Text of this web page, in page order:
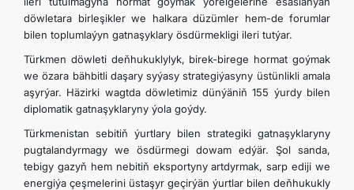
döwletara birleşikler we halkara düzümler hem-de forumlar
bilen toplumlaýyn gatnaşyklary ösdürmekligi ileri tutýar.
Türkmen döwleti deňhukuklylyk, birek-birege hormat goýmak
we özara bähbitli daşary syýasy strategiýasyny üstünlikli amala
aşyrýar. Häzirki wagtda döwletimiz dünýäniň 155 ýurdy bilen
diplomatik gatnaşyklaryny ýola goýdy.
Türkmenistan sebitiň ýurtlary bilen strategiki gatnaşyklaryny
pugtalandyrmagy we ösdürmegi dowam edýär. Şol sanda,
tebigy gazyň hem nebitiň eksportyny artdyrmak, sarp ediji we
energiýa çeşmelerini üstaşyr geçirýän ýurtlar bilen deňhukukly